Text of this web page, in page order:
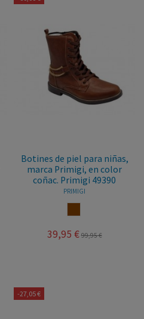
Botines de piel para niñas,
marca Primigi, en color
coñac. Primigi 49390
PRIMIGI
39,95 € 99,95 €
-27,05 €